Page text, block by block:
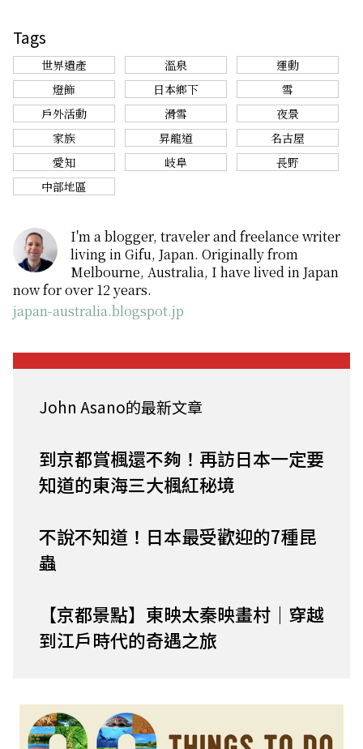
Tags
世界遺產 溫泉
運動
燈飾
日本鄉下
雪
戶外活動
滑雪
夜景
家族
昇龍道
名古屋
愛知
岐阜
長野
中部地區
I'm a blogger, traveler and freelance writer
living in Gifu, Japan. Originally from
Melbourne, Australia, I have lived in Japan
now for over 12 years.
japan-australia.blogspot.jp
John Asano的最新文章
到京都賞楓還不夠！再訪日本一定要
知道的東海三大楓紅秘境
不說不知道！日本最受歡迎的7種昆
蟲
【京都景點】東映太秦映畫村｜穿越
到江戶時代的奇遇之旅